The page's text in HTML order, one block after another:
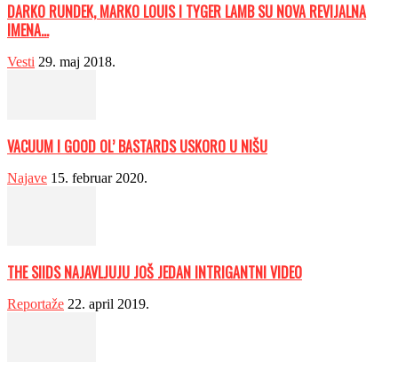
DARKO RUNDEK, MARKO LOUIS I TYGER LAMB SU NOVA REVIJALNA
IMENA...
Vesti 29. maj 2018.
VACUUM I GOOD OL’ BASTARDS USKORO U NIŠU
Najave 15. februar 2020.
THE SIIDS NAJAVLJUJU JOŠ JEDAN INTRIGANTNI VIDEO
Reportaže 22. april 2019.